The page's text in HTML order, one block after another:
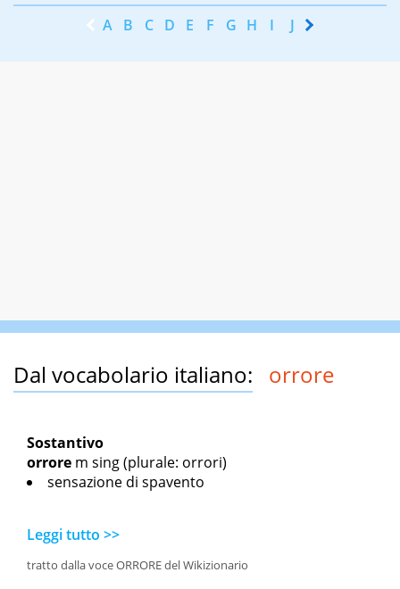
A B C D E F G H I J K
Dal vocabolario italiano: orrore
Sostantivo
orrore m sing(plurale: orrori)
sensazione di spavento
Leggi tutto >>
tratto dalla voce ORRORE del Wikizionario